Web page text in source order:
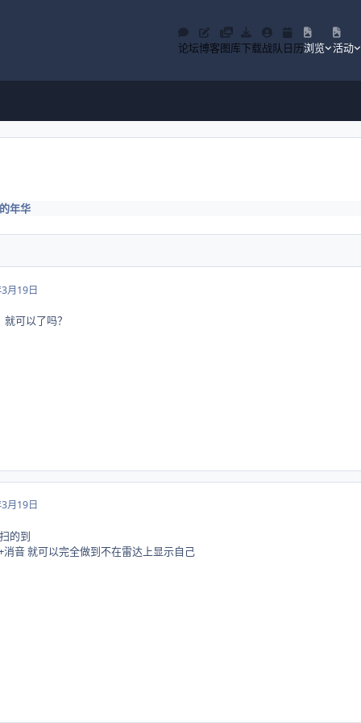
论坛博客图库下载战队 日历浏览 活动
年华
月19日
可以了吗？
月19日
的到
音 就可以完全做到不在雷达上显示自己